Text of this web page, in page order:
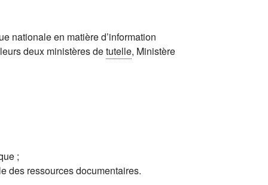
nationale en matière d’information
deux ministères detutelle, Ministère
;
des ressources documentaires.